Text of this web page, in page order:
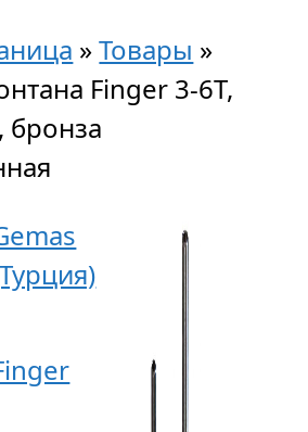
»Товары »
Finger 3-6T,
бронза